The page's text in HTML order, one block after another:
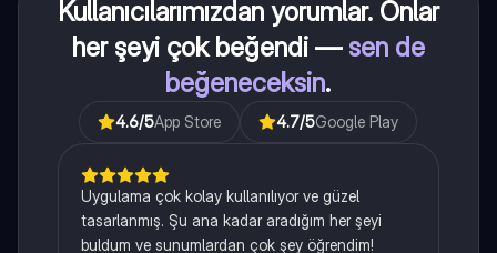
Kullanıcılarımızdan yorumlar. Onlar
her şeyi çok beğendi — sen de
beğeneceksin.
4.6/5App Store 4.7/5Google Play
Uygulama çok kolay kullanılıyor ve güzel
tasarlanmış. Şu ana kadar aradığım her şeyi
buldum ve sunumlardan çok şey öğrendim!